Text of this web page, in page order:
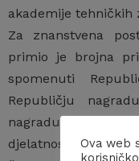
akademije tehničkih
Za znanstvena
primio je brojna
spomenuti
Republičju
nagradu tehničke
djelatnost, Orden
Ova web